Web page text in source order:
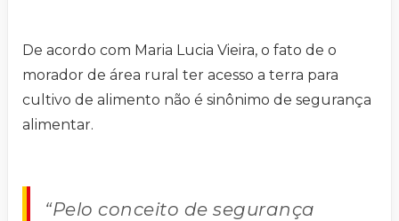
De acordo com Maria Lucia Vieira, o fato de o
morador de área rural ter acesso a terra para
cultivo de alimento não é sinônimo de segurança
alimentar.
“Pelo conceito de segurança